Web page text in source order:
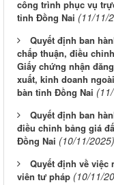
công trình phục vụ
tỉnh Đồng Nai (11/11/
Quyết định ban
chấp thuận, điều
Giấy chứng nhận
xuất, kinh doanh
bàn tỉnh Đồng Nai
Quyết định ban
điều chỉnh bảng giá
Đồng Nai (10/11/2025)
Quyết định về việc
viên tư pháp (10/11/